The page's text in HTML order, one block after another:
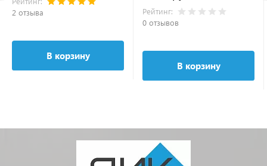
2 отзыва
В корзину
Рейтинг:
0 отзывов
В корзину